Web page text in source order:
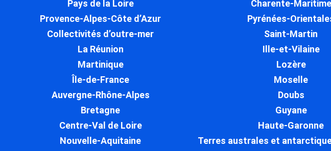
Pays de la Loire
Provence-Alpes-Côte d’Azur
Collectivités d’outre-mer
La Réunion
Martinique
Île-de-France
Auvergne-Rhône-Alpes
Bretagne
Centre-Val de Loire
Nouvelle-Aquitaine
Charente-Maritime
Pyrénées-
Saint-Martin
Ille-et-Vilaine
Lozère
Moselle
Doubs
Guyane
Haute-Garonne
Terres australes et